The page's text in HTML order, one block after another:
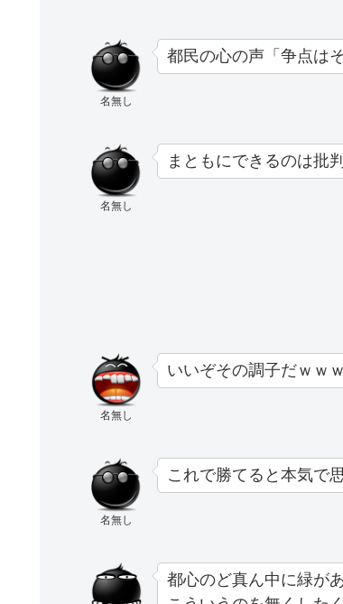
名無し
都民の心の声「争点は
名無し
まともにできるのは批
名無し
いいぞその調子だｗｗｗ
名無し
これで勝てると本気で
都心のど真ん中に緑が